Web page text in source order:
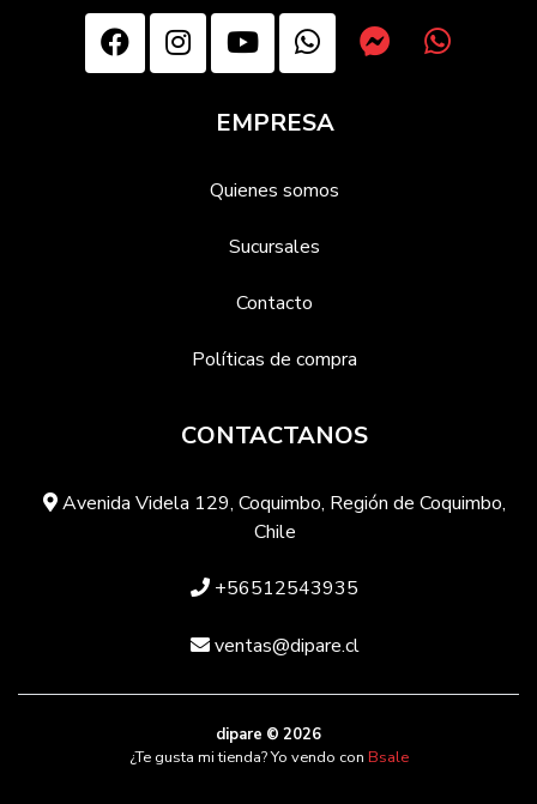
EMPRESA
Quienes somos
Sucursales
Contacto
Políticas de compra
CONTACTANOS
Avenida Videla 129, Coquimbo, Región de Coquimbo,
Chile
+56512543935
ventas@dipare.cl
dipare © 2026
¿Te gusta mi tienda? Yo vendo con Bsale